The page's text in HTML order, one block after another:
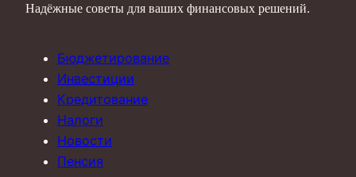
Надёжные советы для ваших финансовых решений.
Бюджетирование
Инвестиции
Кредитование
Налоги
Новости
Пенсия